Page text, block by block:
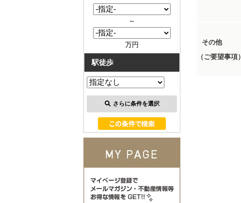
その他
（ご要望事項）
～
万円
駅徒歩
さらに条件を選択